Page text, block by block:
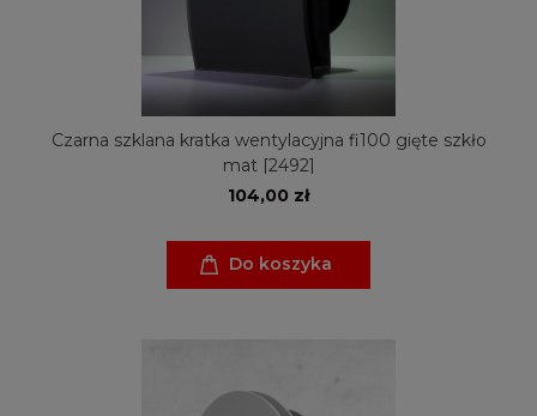
Czarna szklana kratka wentylacyjna fi100 gięte szkło
mat [2492]
104,00 zł
Do koszyka